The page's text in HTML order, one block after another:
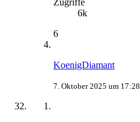
Zugriffe
6k
6
KoenigDiamant
7. Oktober 2025 um 17:28